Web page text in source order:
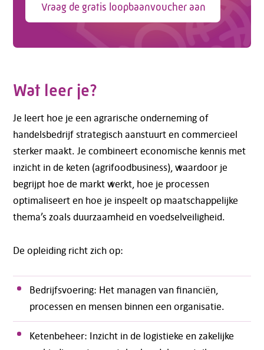
Vraag de gratis loopbaanvoucher aan
Wat leer je?
Je leert hoe je een agrarische onderneming of
handelsbedrijf strategisch aanstuurt en commercieel
sterker maakt. Je combineert economische kennis met
inzicht in de keten (agrifoodbusiness), waardoor je
begrijpt hoe de markt werkt, hoe je processen
optimaliseert en hoe je inspeelt op maatschappelijke
thema’s zoals duurzaamheid en voedselveiligheid.
De opleiding richt zich op:
Bedrijfsvoering: Het managen van financiën,
processen en mensen binnen een organisatie.
Ketenbeheer: Inzicht in de logistieke en zakelijke